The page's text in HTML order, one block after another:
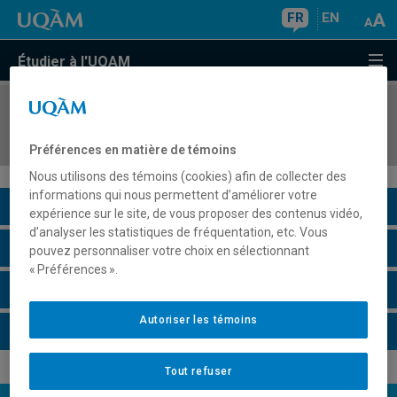
FR EN
Étudier à l'UQAM
COURS//
Description du cours
Horaire - Été 2026
Préférences en matière de témoins
Nous utilisons des témoins (cookies) afin de collecter des
informations qui nous permettent d’améliorer votre
expérience sur le site, de vous proposer des contenus vidéo,
d’analyser les statistiques de fréquentation, etc. Vous
pouvez personnaliser votre choix en sélectionnant
« Préférences ».
Tout refuser
Autoriser les témoins